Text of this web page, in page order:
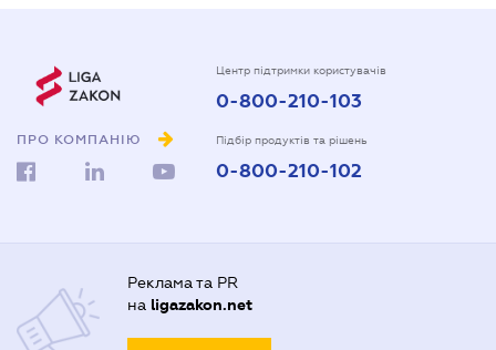
ПРО КОМПАНІЮ
Центр підтримки користувачів
0-800-210-103
Підбір продуктів та рішень
0-800-210-102
Реклама та PR
на ligazakon.net